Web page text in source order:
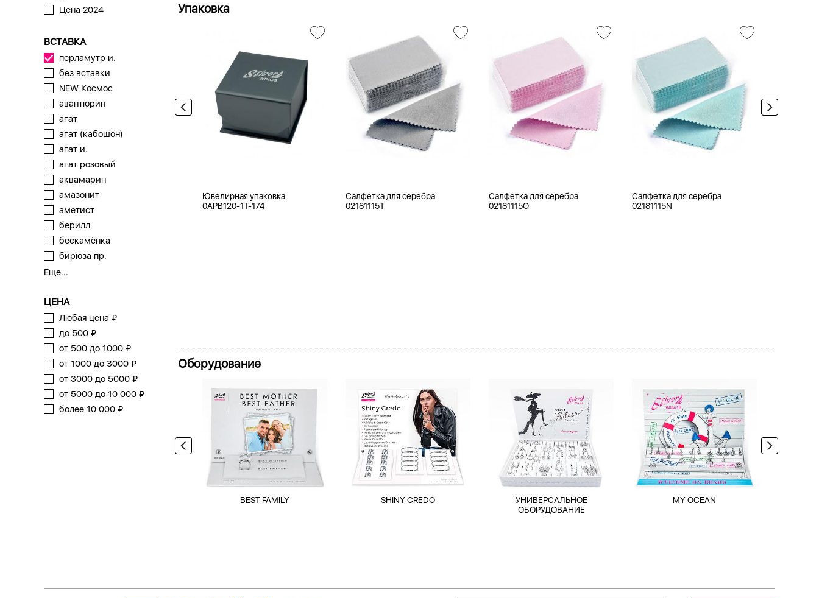
Цена 2024
ВСТАВКА
перламутр и.
без вставки
NEW Космос
авантюрин
агат
агат (кабошон)
агат и.
агат розовый
аквамарин
амазонит
аметист
берилл
бескамёнка
бирюза пр.
Еще...
ЦЕНА
Любая цена ₽
до 500 ₽
от 500 до 1000 ₽
от 1000 до 3000 ₽
от 3000 до 5000 ₽
от 5000 до 10 000 ₽
более 10 000 ₽
Упаковка
Ювелирная упаковка
0APB120-1T-174
Салфетка для серебра
02181115T
Салфетка для серебра
02181115O
Салфетка для серебра
02181115N
Оборудование
BEST FAMILY SHINY CREDO
УНИВЕРСАЛЬНОЕ
ОБОРУДОВАНИЕ
MY OCEAN